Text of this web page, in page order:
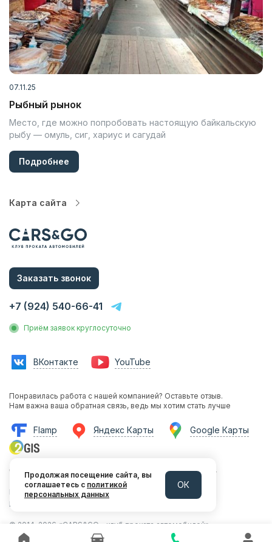
07.11.25
Рыбный рынок
Место, где можно попробовать настоящую байкальскую
рыбу — омуль, сиг, хариус и сагудай
Подробнее
Карта сайта
Автопарк
Цены
О компании
Контакты
Аренда с водителем
Трансфер на вокзал
Трансфер в гостиницу
Инвестиции в прокат
Франшиза
Фотосессии с авто
Аренда авто на мероприятия
Эконом
Бизнес
Заказать звонок
+7 (924) 540-66-41
Приём заявок круглосуточно
ВКонтакте YouTube
Понравилась работа с нашей компанией? Оставьте отзыв.
Нам важна ваша обратная связь, ведь мы хотим стать лучше
Flamp Яндекс Карты Google Карты
664009, г. Иркутск, ул. Ширямова, 38/8, офис 314
Политика конфиденциальности
Разработка и продвижение LeadsUp
© 2014–2026 «CARS&GO - клуб проката автомобилей»
Продолжая посещение сайта, вы
соглашаетесь с политикой
персональных данных
ОК